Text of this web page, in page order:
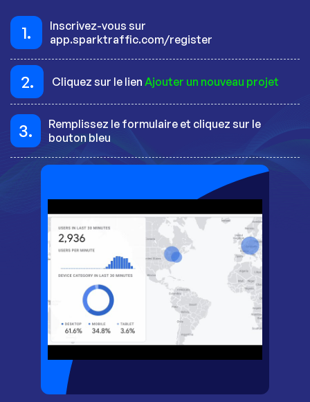
1.
Inscrivez-vous sur
app.sparktraffic.com/register
2. Cliquez sur le lien Ajouter un nouveau projet
3.
Remplissez le formulaire et cliquez sur le
bouton bleu